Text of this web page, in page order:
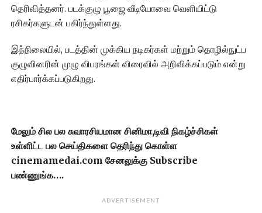
தெரிவித்தனர். படக்குழு பூஜை வீடியோவை வெளியிட்டு
ரசிகர்களுடன் பகிர்ந்துள்ளது.
இந்நிலையில், படத்தின் முக்கிய நடிகர்கள் மற்றும் தொழில்நுட்ப
குழுவினரின் முழு விபரங்கள் விரைவில் அறிவிக்கப்படும் என்று
எதிர்பார்க்கப்படுகிறது.
மேலும் சில பல சுவாரசியமான சினிமா,டிவி நிகழ்ச்சிகள்
உள்ளிட்ட பல செய்திகளை தெரிந்து கொள்ள
cinemamedai.com சேனலுக்கு Subscribe
பண்ணுங்க….
ADVERTISEMENT